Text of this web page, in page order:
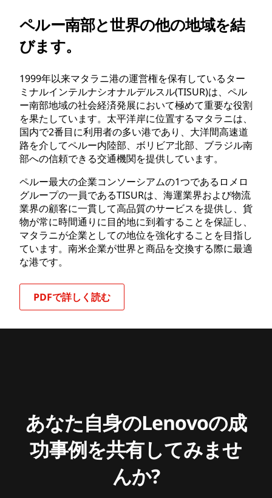
ペルー南部と世界の他の地域を結
びます。
1999年以来マタラニ港の運営権を保有しているター
ミナルインテルナシオナルデルスル(TISUR)は、ペル
ー南部地域の社会経済発展において極めて重要な役割
を果たしています。太平洋岸に位置するマタラニは、
国内で2番目に利用者の多い港であり、大洋間高速道
路を介してペルー内陸部、ボリビア北部、ブラジル南
部への信頼できる交通機関を提供しています。
ペルー最大の企業コンソーシアムの1つであるロメロ
グループの一員であるTISURは、海運業界および物流
業界の顧客に一貫して高品質のサービスを提供し、貨
物が常に時間通りに目的地に到着することを保証し、
マタラニが企業としての地位を強化することを目指し
ています。南米企業が世界と商品を交換する際に最適
な港です。
PDFで詳しく読む
あなた自身のLenovoの成
功事例を共有してみませ
んか?